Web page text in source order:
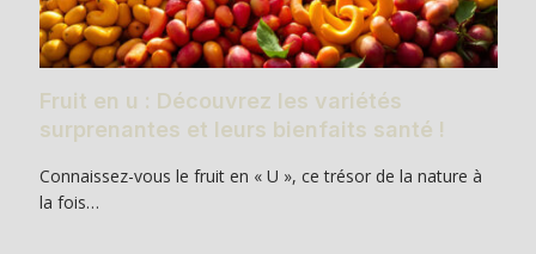
Fruit en u : Découvrez les variétés
surprenantes et leurs bienfaits santé !
Connaissez-vous le fruit en « U », ce trésor de la nature à
la fois…